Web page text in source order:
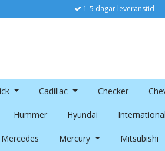
1-5 dagar leveranstid
Cadillac Checker
Hummer Hyundai International
Mercedes Mercury Mitsubishi